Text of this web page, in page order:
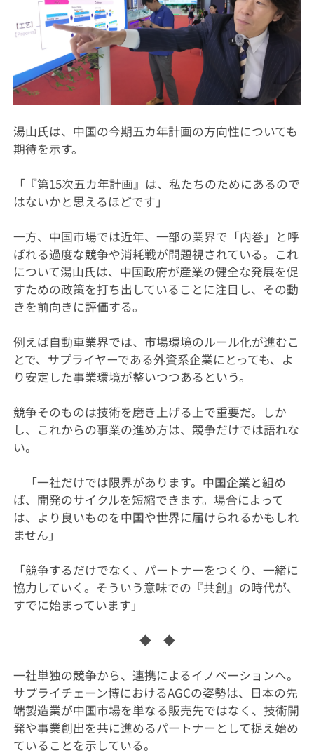
湯山氏は、中国の今期五カ年計画の方向性についても
期待を示す。
「『第15次五カ年計画』は、私たちのためにあるので
はないかと思えるほどです」
一方、中国市場では近年、一部の業界で「内巻」と呼
ばれる過度な競争や消耗戦が問題視されている。これ
について湯山氏は、中国政府が産業の健全な発展を促
すための政策を打ち出していることに注目し、その動
きを前向きに評価する。
例えば自動車業界では、市場環境のルール化が進むこ
とで、サプライヤーである外資系企業にとっても、よ
り安定した事業環境が整いつつあるという。
競争そのものは技術を磨き上げる上で重要だ。しか
し、これからの事業の進め方は、競争だけでは語れな
い。
「一社だけでは限界があります。中国企業と組め
ば、開発のサイクルを短縮できます。場合によって
は、より良いものを中国や世界に届けられるかもしれ
ません」
「競争するだけでなく、パートナーをつくり、一緒に
協力していく。そういう意味での『共創』の時代が、
すでに始まっています」
◆ ◆
一社単独の競争から、連携によるイノベーションへ。
サプライチェーン博におけるAGCの姿勢は、日本の先
端製造業が中国市場を単なる販売先ではなく、技術開
発や事業創出を共に進めるパートナーとして捉え始め
ていることを示している。